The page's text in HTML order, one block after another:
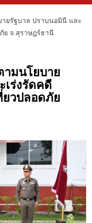
ยรัฐบาล ปราบนอมินี และ
ย จ.สุราษฎร์ธานี
ามนโยบาย
เร่งรัดคดี
วปลอดภัย